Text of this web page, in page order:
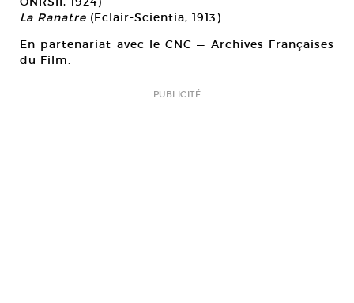
La Ranatre (Eclair-Scientia, 1913)
En partenariat avec le CNC — Archives Françaises
du Film.
PUBLICITÉ